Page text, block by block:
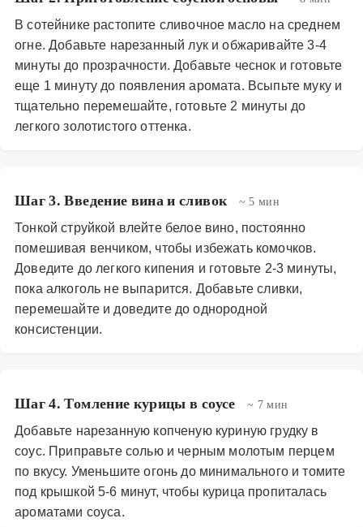
В сотейнике растопите сливочное масло на среднем
огне. Добавьте нарезанный лук и обжаривайте 3-4
минуты до прозрачности. Добавьте чеснок и готовьте
еще 1 минуту до появления аромата. Всыпьте муку и
тщательно перемешайте, готовьте 2 минуты до
легкого золотистого оттенка.
Шаг 3. Введение вина и сливок ~ 5 мин
Тонкой струйкой влейте белое вино, постоянно
помешивая венчиком, чтобы избежать комочков.
Доведите до легкого кипения и готовьте 2-3 минуты,
пока алкоголь не выпарится. Добавьте сливки,
перемешайте и доведите до однородной
консистенции.
Шаг 4. Томление курицы в соусе ~ 7 мин
Добавьте нарезанную копченую куриную грудку в
соус. Приправьте солью и черным молотым перцем
по вкусу. Уменьшите огонь до минимального и томите
под крышкой 5-6 минут, чтобы курица пропиталась
ароматами соуса.